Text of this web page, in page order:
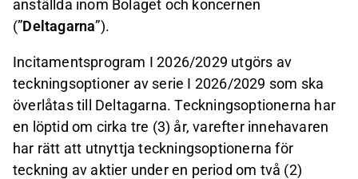
anställda inom Bolaget och koncernen
(”Deltagarna”).
Incitamentsprogram I 2026/2029 utgörs av
teckningsoptioner av serie I 2026/2029 som ska
överlåtas till Deltagarna. Teckningsoptionerna har
en löptid om cirka tre (3) år, varefter innehavaren
har rätt att utnyttja teckningsoptionerna för
teckning av aktier under en period om två (2)